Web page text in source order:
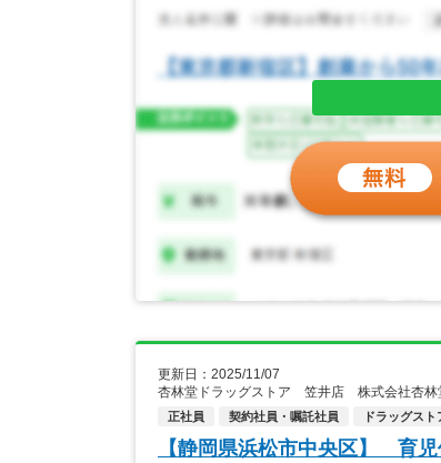
更新日：2025/11/07
杏林堂ドラッグストア 笠井店 株式会社杏林
正社員 契約社員・嘱託社員 ドラッグスト
【静岡県浜松市中央区】 育